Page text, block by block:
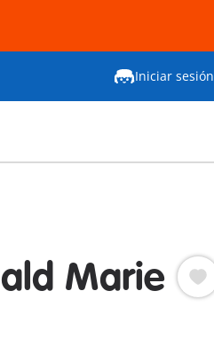
Iniciar sesión
Marie